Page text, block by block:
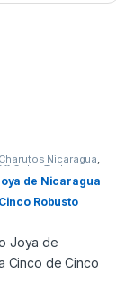
Charutos Nicaragua,
Cuba ,Todos
de Nicaragua
Robusto